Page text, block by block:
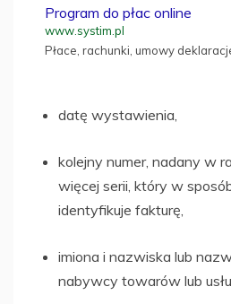
Program do płac online
www.systim.pl
Płace, rachunki, umowy
datę wystawienia,
kolejny numer, nadany w
więcej serii, który w
identyfikuje fakturę,
imiona i nazwiska lub
nabywcy towarów lub